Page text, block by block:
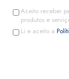
Aceito receber
produtos e
Li e aceito a